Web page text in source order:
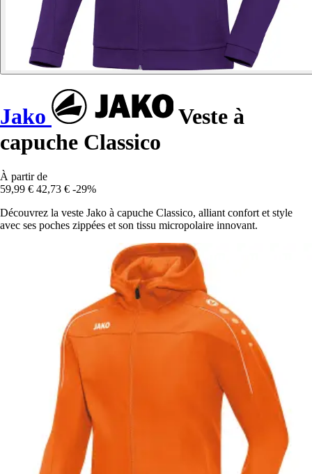
Jako
Veste à
capuche Classico
À partir de
59,99 € 42,73 € -29%
Découvrez la veste Jako à capuche Classico, alliant confort et style
avec ses poches zippées et son tissu micropolaire innovant.